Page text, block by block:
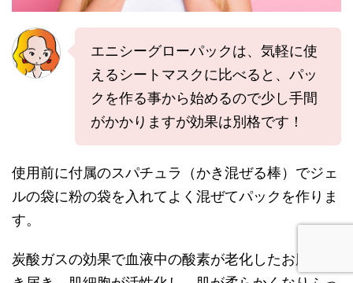
エニシーグローパックは、気軽に使
えるシートマスクに比べると、パッ
クを作る事から始めるので少し手間
がかかりますが効果は別格です！
使用前に付属のスパチュラ（かき混ぜる棒）でジェ
ルの袋に粉の袋を入れてよく混ぜてパックを作りま
す。
炭酸ガスの効果で血液中の酸素が老化したお肌に行